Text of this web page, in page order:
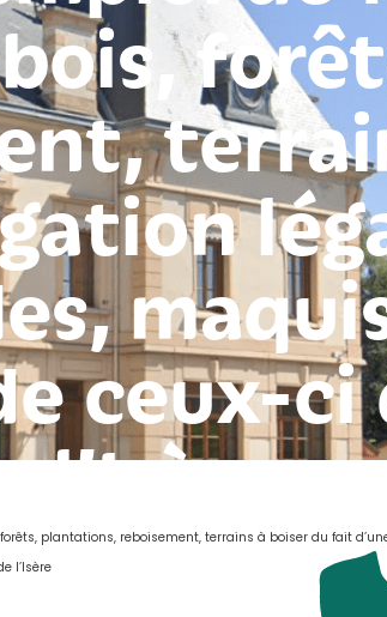
ceux-ci
plantations, reboisement, terrains à boiser du fait
l’Isère